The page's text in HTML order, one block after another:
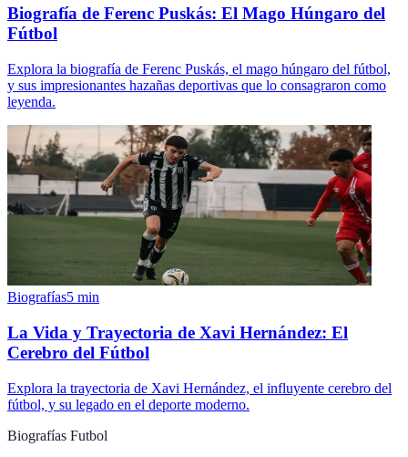
Biografía de Ferenc Puskás: El Mago Húngaro del
Fútbol
Explora la biografía de Ferenc Puskás, el mago húngaro del fútbol,
y sus impresionantes hazañas deportivas que lo consagraron como
leyenda.
Biografías5 min
La Vida y Trayectoria de Xavi Hernández: El
Cerebro del Fútbol
Explora la trayectoria de Xavi Hernández, el influyente cerebro del
fútbol, y su legado en el deporte moderno.
Biografías Futbol